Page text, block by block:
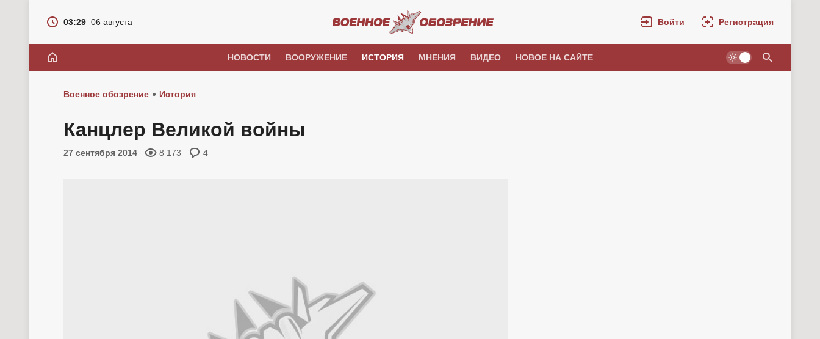
03:29 06 августа Войти Регистрация
НОВОСТИ ВООРУЖЕНИЕ ИСТОРИЯ МНЕНИЯ ВИДЕО НОВОЕ НА САЙТЕ
Военное обозрение История
Канцлер Великой войны
27 сентября 2014 8 173 4